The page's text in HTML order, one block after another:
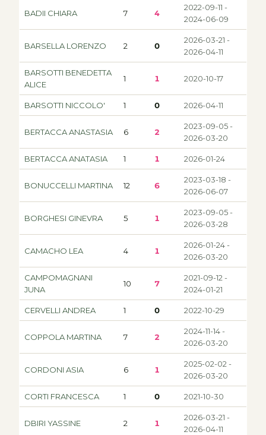
BADII CHIARA 7 4
2022-09-11 -
2024-06-09
BARSELLA LORENZO 2 0
2026-03-21 -
2026-04-11
BARSOTTI BENEDETTA
ALICE
1 1 2020-10-17
BARSOTTI NICCOLO' 1 0 2026-04-11
BERTACCA ANASTASIA 6 2
2023-09-05 -
2026-03-20
BERTACCA ANATASIA 1 1 2026-01-24
BONUCCELLI MARTINA 12 6
2023-03-18 -
2026-06-07
BORGHESI GINEVRA 5 1
2023-09-05 -
2026-03-28
CAMACHO LEA 4 1
2026-01-24 -
2026-03-20
CAMPOMAGNANI
JUNA
10 7
2021-09-12 -
2024-01-21
CERVELLI ANDREA 1 0 2022-10-29
COPPOLA MARTINA 7 2
2024-11-14 -
2026-03-20
CORDONI ASIA 6 1
2025-02-02 -
2026-03-20
CORTI FRANCESCA 1 0 2021-10-30
DBIRI YASSINE 2 1
2026-03-21 -
2026-04-11